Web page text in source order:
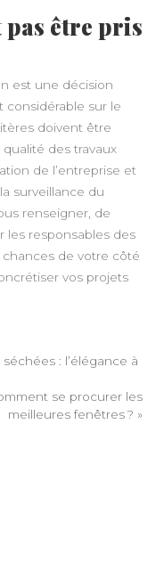
être pris
est une décision
considérable sur le
doivent être
des travaux
de l’entreprise et
surveillance du
renseigner, de
les responsables des
de votre côté
vos projets
: l’élégance à
se procurer les
meilleures fenêtres ? »